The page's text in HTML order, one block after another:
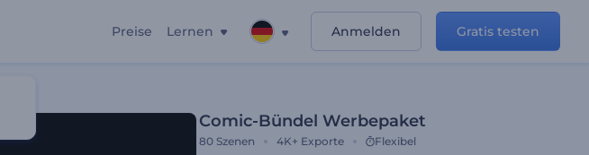
Preise Lernen Anmelden Gratis testen
Comic-Bündel Werbepaket
80 Szenen 4K+ Exporte Flexibel